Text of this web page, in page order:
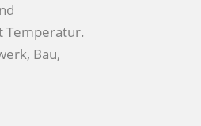
Temperatur.
Bau,